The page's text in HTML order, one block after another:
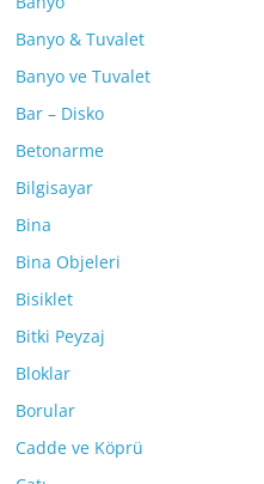
Banyo & Tuvalet
Banyo ve Tuvalet
Bar – Disko
Betonarme
Bilgisayar
Bina
Bina Objeleri
Bisiklet
Bitki Peyzaj
Bloklar
Borular
Cadde ve Köprü